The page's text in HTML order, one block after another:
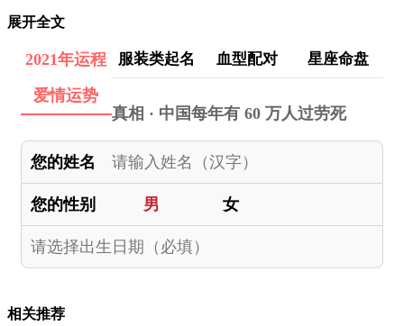
展开全文
2021年运程
爱情运势
服装类起名 血型配对 星座命盘
真相 · 中国每年有 60 万人过劳死
您的姓名
您的性别 男 女
相关推荐